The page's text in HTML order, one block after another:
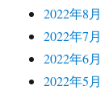
2022年8月
2022年7月
2022年6月
2022年5月